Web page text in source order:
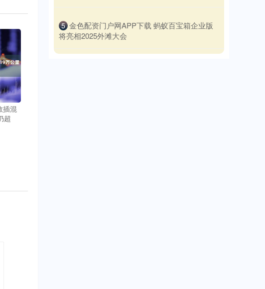
插混
超
5 ​金色配资门户网APP下载 蚂蚁百宝箱企业版
将亮相2025外滩大会